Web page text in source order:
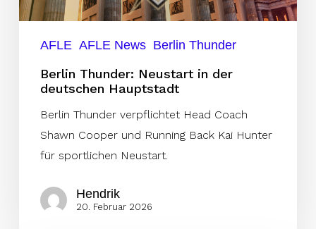
AFLE AFLE News Berlin Thunder
Berlin Thunder: Neustart in der
deutschen Hauptstadt
Berlin Thunder verpflichtet Head Coach
Shawn Cooper und Running Back Kai Hunter
für sportlichen Neustart.
Hendrik
20. Februar 2026